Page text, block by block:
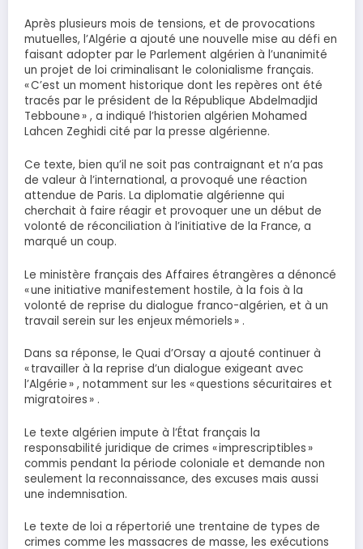
Après plusieurs mois de tensions, et de provocations
mutuelles, l’Algérie a ajouté une nouvelle mise au défi en
faisant adopter par le Parlement algérien à l’unanimité
un projet de loi criminalisant le colonialisme français.
« C’est un moment historique dont les repères ont été
tracés par le président de la République Abdelmadjid
Tebboune » , a indiqué l’historien algérien Mohamed
Lahcen Zeghidi cité par la presse algérienne.
Ce texte, bien qu’il ne soit pas contraignant et n’a pas
de valeur à l’international, a provoqué une réaction
attendue de Paris. La diplomatie algérienne qui
cherchait à faire réagir et provoquer une un début de
volonté de réconciliation à l’initiative de la France, a
marqué un coup.
Le ministère français des Affaires étrangères a dénoncé
« une initiative manifestement hostile, à la fois à la
volonté de reprise du dialogue franco-algérien, et à un
travail serein sur les enjeux mémoriels » .
Dans sa réponse, le Quai d’Orsay a ajouté continuer à
« travailler à la reprise d’un dialogue exigeant avec
l’Algérie » , notamment sur les « questions sécuritaires et
migratoires » .
Le texte algérien impute à l’État français la
responsabilité juridique de crimes « imprescriptibles »
commis pendant la période coloniale et demande non
seulement la reconnaissance, des excuses mais aussi
une indemnisation.
Le texte de loi a répertorié une trentaine de types de
crimes comme les massacres de masse, les exécutions